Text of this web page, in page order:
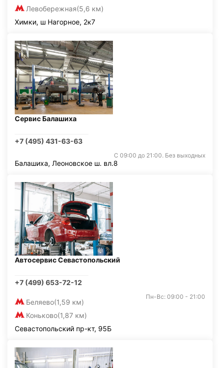
Левобережная(5,6 км)
Химки, ш Нагорное, 2к7
Сервис Балашиха
+7 (495) 431-63-63
С 09:00 до 21:00. Без выходных
Балашиха, Леоновское ш. вл.8
Автосервис Севастопольский
+7 (499) 653-72-12
Беляево(1,59 км)
Коньково(1,87 км)
Пн-Вс: 09:00 - 21:00
Севастопольский пр-кт, 95Б